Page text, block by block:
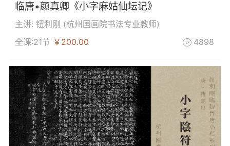
临唐•颜真卿《小字麻姑仙坛记》
主讲: 钮利刚 (杭州国画院书法专业教师)
全课:21节 ￥200.00  4898